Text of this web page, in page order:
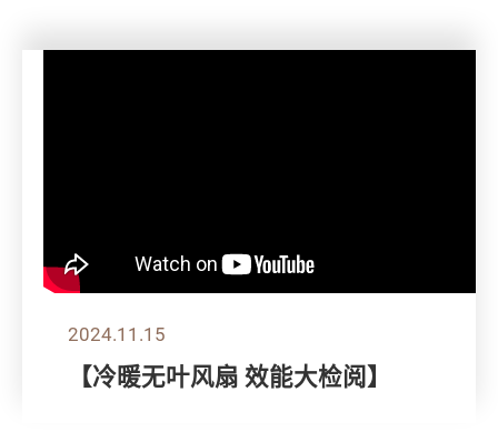
2024.11.15
【冷暖无叶风扇 效能大检阅】